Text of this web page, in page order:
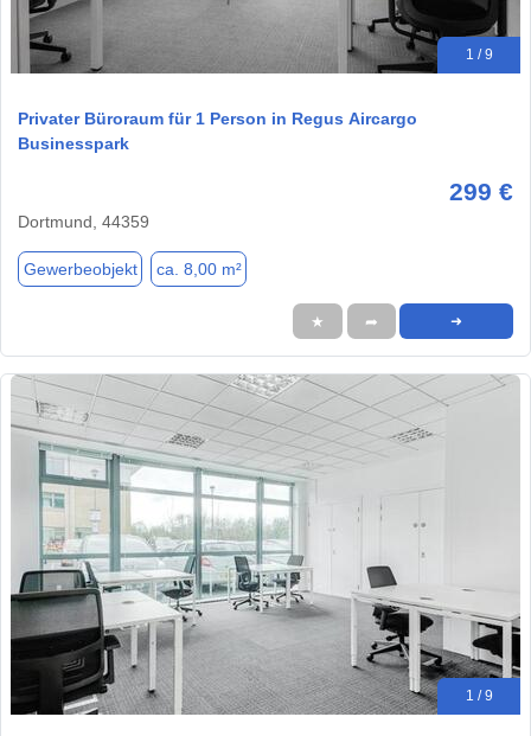
1 / 9
Privater Büroraum für 1 Person in Regus Aircargo
Businesspark
299 €
Dortmund, 44359
Gewerbeobjekt ca. 8,00 m²
★ ➦ ➜
1 / 9